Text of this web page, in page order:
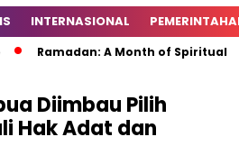
INTERNASIONAL
Ramadan: A Month of Spiritual
Diimbau Pilih
Hak Adat dan